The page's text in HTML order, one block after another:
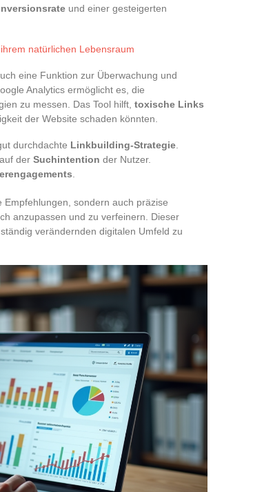
und einer gesteigerten
natürlichen Lebensraum
eine Funktion zur Überwachung und
Analytics ermöglicht es, die
zu messen. Das Tool hilft, toxische Links
der Website schaden könnten.
durchdachte Linkbuilding-Strategie
der Suchintention der Nutzer.
Empfehlungen, sondern auch präzise
anzupassen und zu verfeinern. Dieser
verändernden digitalen Umfeld zu